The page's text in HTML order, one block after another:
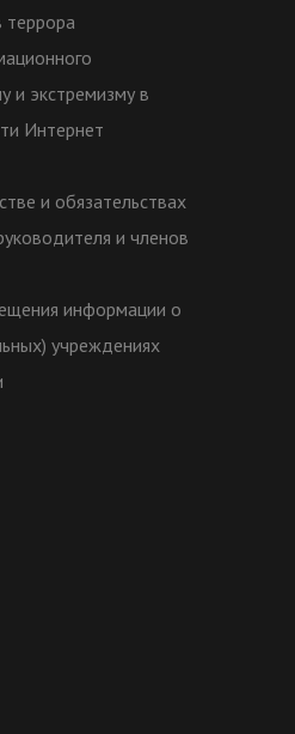
террора
и экстремизму в
Интернет
и обязательствах
и членов
информации о
учреждениях